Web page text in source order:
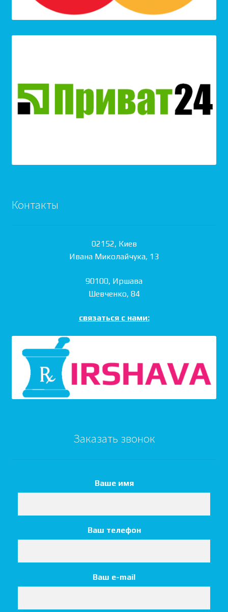
Контакты
02152, Киев
Ивана Миколайчука, 13
90100, Иршава
Шевченко, 84
связаться с нами:
Заказать звонок
Ваше имя
Ваш телефон
Ваш e-mail